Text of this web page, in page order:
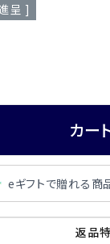
呈 ]
カー
eギフトで贈れる商
返品